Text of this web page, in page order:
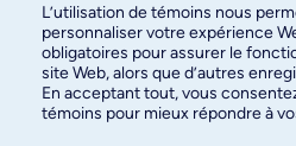
L’utilisation de témoins nous
personnaliser votre expérience
obligatoires pour assurer le
site Web, alors que d’autres
En acceptant tout, vous
témoins pour mieux répondre à